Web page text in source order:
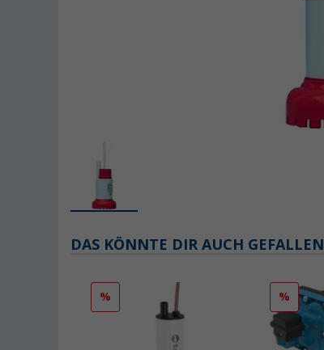
DAS KÖNNTE DIR AUCH GEFALLEN
% %